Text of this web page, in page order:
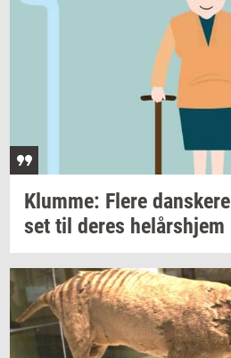
Klum­me: Flere dan­ske­re
set til deres helårs­hjem